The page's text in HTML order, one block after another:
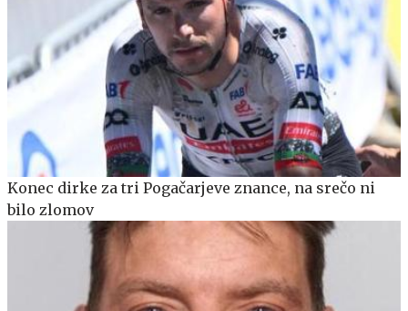
Konec dirke za tri Pogačarjeve znance, na srečo ni
bilo zlomov